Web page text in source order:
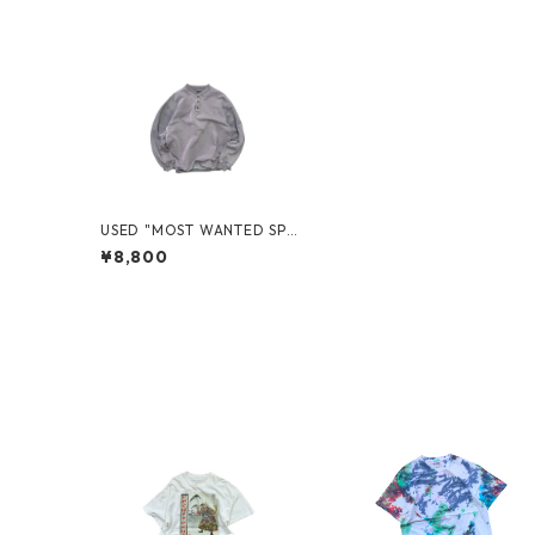
USED "MOST WANTED SP
ORTS" HENRY-NECK
¥8,800